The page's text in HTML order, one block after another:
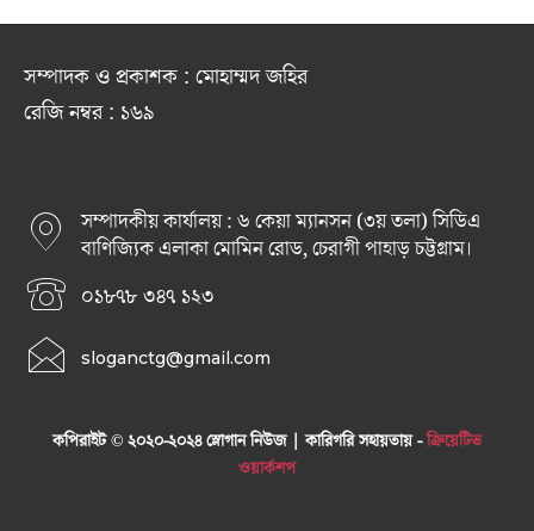
সম্পাদক ও প্রকাশক : মোহাম্মদ জহির
রেজি নম্বর : ১৬৯
সম্পাদকীয় কার্যালয় : ৬ কেয়া ম্যানসন (৩য় তলা) সিডিএ
বাণিজ্যিক এলাকা মোমিন রোড, চেরাগী পাহাড় চট্টগ্রাম।
০১৮৭৮ ৩৪৭ ১২৩
sloganctg@gmail.com
কপিরাইট © ২০২০-২০২৪ স্লোগান নিউজ | কারিগরি সহায়তায় -ক্রিয়েটিভ
ওয়ার্কশপ